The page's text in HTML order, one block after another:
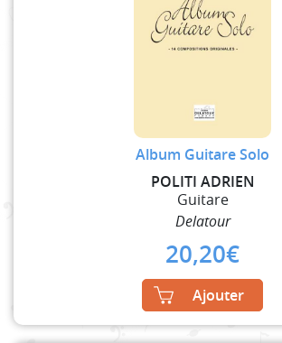
Album Guitare Solo
POLITI ADRIEN
Guitare
Delatour
20,20€
Ajouter